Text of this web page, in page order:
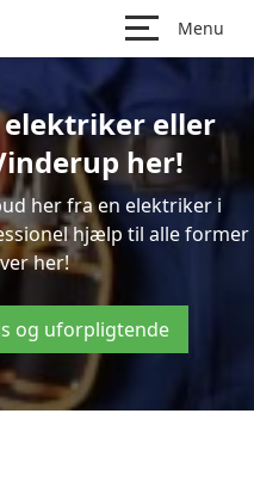
Menu
elektriker eller
her!
her fra en elektriker i
hjælp til alle former
her!
og uforpligtende